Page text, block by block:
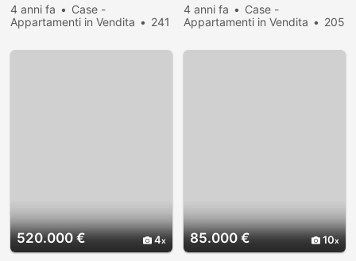
4 anni fa
Case -
Appartamenti in Vendita
241
4 anni fa
Case -
Appartamenti in Vendita
205
520.000 € 4 85.000 € 10